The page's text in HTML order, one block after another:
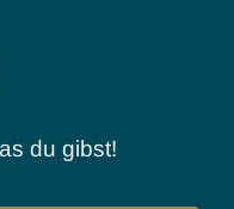
du gibst!